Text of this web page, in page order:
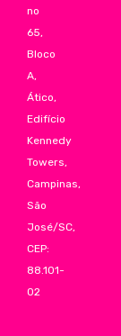
no
65,
Bloco
A,
Ático,
Edifício
Kennedy
Towers,
Campinas,
São
José/SC,
CEP:
88.101-
02